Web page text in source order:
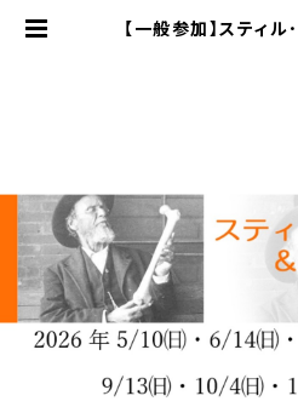
【一般参加】スティ